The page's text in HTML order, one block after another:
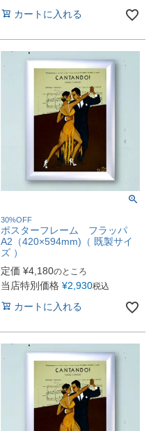
カートに入れる
30%OFF
ポスターフレーム フラッパ
A2（420×594mm)（ 既製サイ
ズ ）
定価 ¥4,180のところ
当店特別価格 ¥2,930税込
カートに入れる